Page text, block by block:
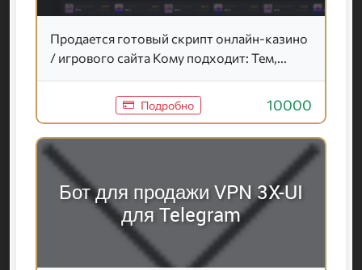
Продается готовый скрипт онлайн-казино
/ игрового сайта Кому подходит: Тем,...
Подробно 10000
Бот для продажи VPN 3X-UI
для Telegram